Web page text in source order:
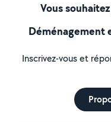
Vous
Déménagement
Inscrivez-vous et